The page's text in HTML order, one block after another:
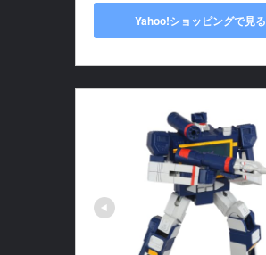
Yahoo!ショッピングで見る